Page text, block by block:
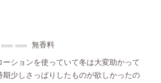
無香料
ションを使っていて冬は大変助かって
少しさっぱりしたものが欲しかったの